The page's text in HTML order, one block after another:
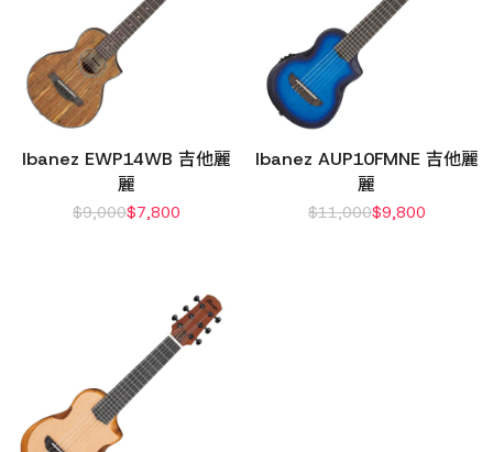
Ibanez EWP14WB 吉他麗
麗
$9,000$7,800
Ibanez AUP10FMNE 吉他麗
麗
$11,000$9,800